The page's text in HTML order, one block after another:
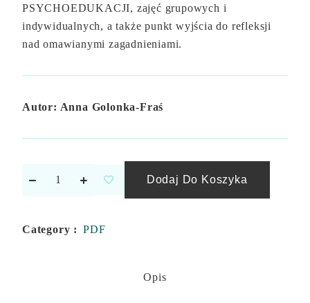
PSYCHOEDUKACJI, zajęć grupowych i
indywidualnych, a także punkt wyjścia do refleksji
nad omawianymi zagadnieniami.
Autor: Anna Golonka-Fraś
Dodaj Do Koszyka
Category : PDF
Opis